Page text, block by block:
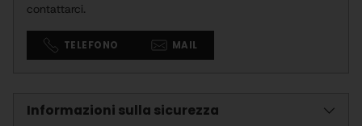
contattarci.
TELEFONO MAIL
Informazioni sulla sicurezza